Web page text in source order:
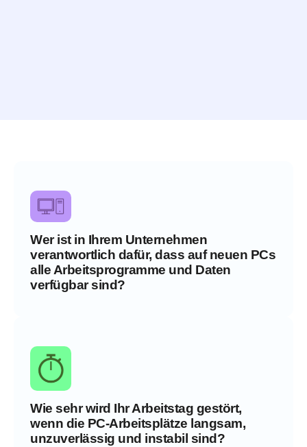
Wer ist in Ihrem Unternehmen
verantwortlich dafür, dass auf neuen PCs
alle Arbeitsprogramme und Daten
verfügbar sind?
Wie sehr wird Ihr Arbeitstag gestört,
wenn die PC-Arbeitsplätze langsam,
unzuverlässig und instabil sind?